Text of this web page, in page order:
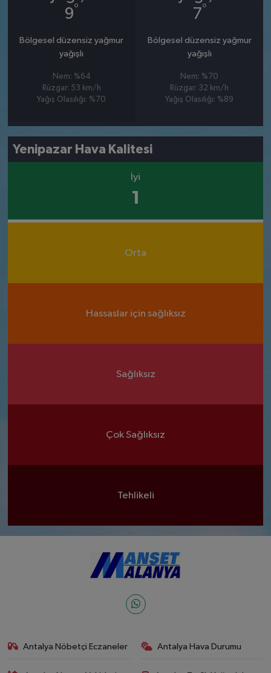
9°
Bölgesel düzensiz yağmur
yağışlı
Nem: %64
Rüzgar: 53 km/h
Yağış Olasılığı: %70
7°
Bölgesel düzensiz yağmur
yağışlı
Nem: %70
Rüzgar: 32 km/h
Yağış Olasılığı: %89
Yenipazar Hava Kalitesi
İyi
1
Orta
Hassaslar için sağlıksız
Sağlıksız
Çok Sağlıksız
Tehlikeli
Antalya Nöbetçi Eczaneler Antalya Hava Durumu